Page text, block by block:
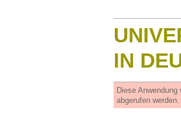
IN
Diese
abgerufen werden.